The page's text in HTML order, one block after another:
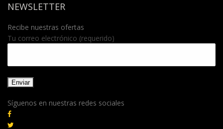
NEWSLETTER
Recibe nuestras ofertas
Tu correo electrónico (requerido)
Síguenos en nuestras redes sociales